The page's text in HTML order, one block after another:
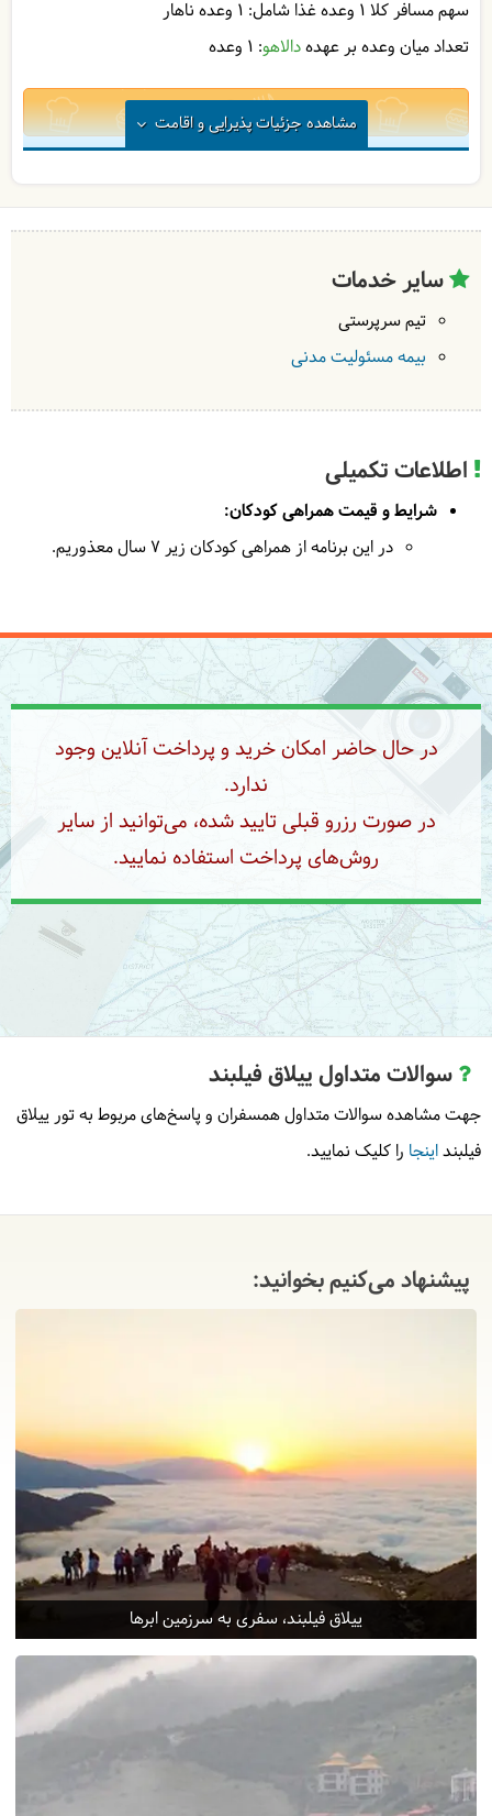
سهم مسافر کلا 1 وعده غذا شامل:
1 وعده ناهار
تعداد میان وعده بر عهدهدالاهو: 1 وعده
1
دررستوران| به عهدهدالاهو
مشاهدهجزئیات پذیرایی و اقامت
سایر خدمات
تیم سرپرستی
بیمه مسئولیت مدنی
اطلاعات تکمیلی
شرایط و قیمت همراهی کودکان:
در این برنامه از همراهی کودکان زیر 7 سال معذوریم.
در حال حاضر امکان خرید و پرداخت آنلاین وجود
ندارد.
در صورت رزرو قبلی تایید شده، می‌توانید از سایر
روش‌های پرداخت استفاده نمایید.
سوالات متداول ییلاق فیلبند
جهت مشاهده سوالات متداول همسفران و پاسخ‌های مربوط به تور ییلاق
فیلبنداینجا را کلیک نمایید.
پیشنهاد می‌کنیم بخوانید:
ییلاق فیلبند، سفری به سرزمین ابرها